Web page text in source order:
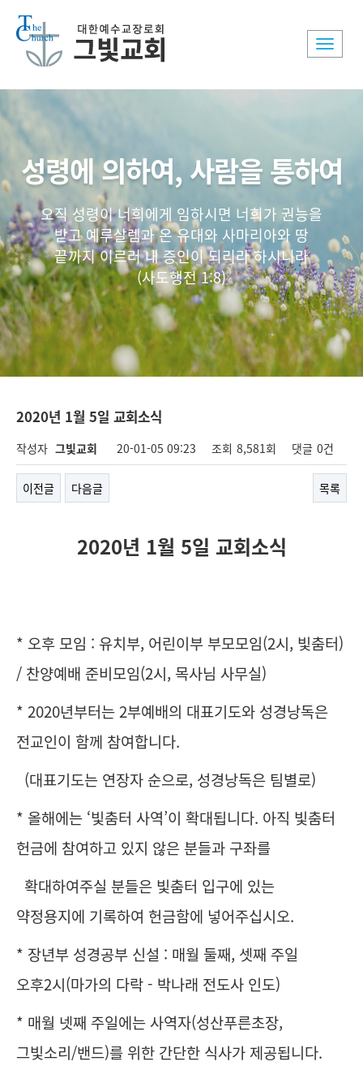
Toggle
성령에 의하여, 사람을 통하여
오직 성령이 너희에게 임하시면 너희가 권능을
받고 예루살렘과 온 유대와 사마리아와 땅
끝까지 이르러 내 증인이 되리라 하시니라
(사도행전 1:8)
2020년 1월 5일 교회소식
작성자 그빛교회 20-01-05 09:23 조회 8,581회 댓글 0건
이전글 다음글 목록
2020년 1월 5일 교회소식
* 오후 모임 : 유치부, 어린이부 부모모임(2시, 빛춤터)
/ 찬양예배 준비모임(2시, 목사님 사무실)
* 2020년부터는 2부예배의 대표기도와 성경낭독은
전교인이 함께 참여합니다.
(대표기도는 연장자 순으로, 성경낭독은 팀별로)
* 올해에는 ‘빛춤터 사역’이 확대됩니다. 아직 빛춤터
헌금에 참여하고 있지 않은 분들과 구좌를
확대하여주실 분들은 빛춤터 입구에 있는
약정용지에 기록하여 헌금함에 넣어주십시오.
* 장년부 성경공부 신설 : 매월 둘째, 셋째 주일
오후2시(마가의 다락 - 박나래 전도사 인도)
* 매월 넷째 주일에는 사역자(성산푸른초장,
그빛소리/밴드)를 위한 간단한 식사가 제공됩니다.